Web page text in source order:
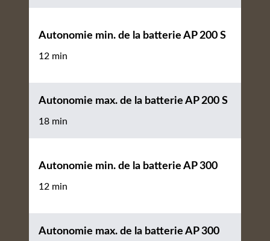
Autonomie min. de la batterie AP 200 S
12 min
Autonomie max. de la batterie AP 200 S
18 min
Autonomie min. de la batterie AP 300
12 min
Autonomie max. de la batterie AP 300